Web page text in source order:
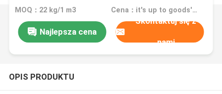
Australia Express Shipping Logistics
MOQ：22 kg/1 m3 Cena：it's up to goods' weight
Najlepsza cena
Skontaktuj się z
nami
OPIS PRODUKTU